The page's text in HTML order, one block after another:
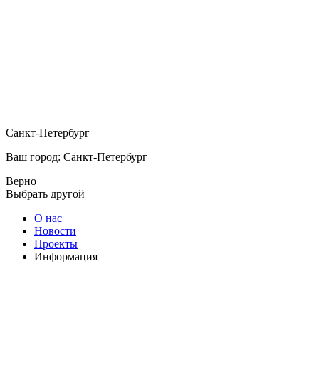
Санкт-Петербург
Ваш город: Санкт-Петербург
Верно
Выбрать другой
О нас
Новости
Проекты
Информация